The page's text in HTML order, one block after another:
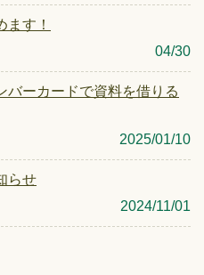
す！
04/30
バーカードで資料を借りる
2025/01/10
らせ
2024/11/01